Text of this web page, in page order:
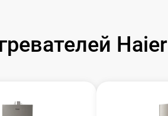
Haier